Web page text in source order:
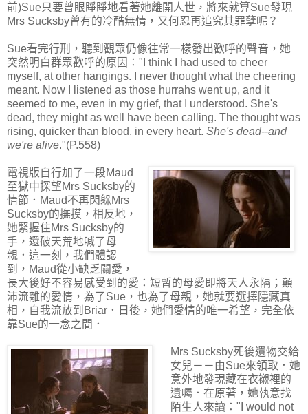
前)Sue只要曾眼睜睜地看著她離開人世，將來就算Sue發現
Mrs Sucksby曾有的冷酷無情，又何忍再追究其罪孽呢？
Sue看完行刑，聽到觀眾仍像往常一樣發出歡呼的聲音，她
突然明白群眾歡呼的原因："I think I had used to cheer
myself, at other hangings. I never thought what the cheering
meant. Now I listened as those hurrahs went up, and it
seemed to me, even in my grief, that I understood. She's
dead, they might as well have been calling. The thought was
rising, quicker than blood, in every heart. She's dead--and
we're alive."(P.558)
電視版自行加了一段Maud
至獄中探望Mrs Sucksby的
情節．Maud不再閃躲Mrs
Sucksby的撫摸，相反地，
她緊握住Mrs Sucksby的
手，還破天荒地喊了母
親．這一刻，我們體認
到，Maud從小缺乏關愛，
長大後好不容易感受到的愛：短暫的母愛即將天人永隔；顛
沛流離的愛情，為了Sue，也為了母親，她就要選擇隱藏真
相，自我流放到Briar．日後，她們愛情的唯一希望，完全依
靠Sue的一念之間．
Mrs Sucksby死後遺物交給
女兒－－由Sue來領取．她
意外地發現藏在衣襯裡的
遺囑．在原著，她執意找
陌生人來讀："I would not